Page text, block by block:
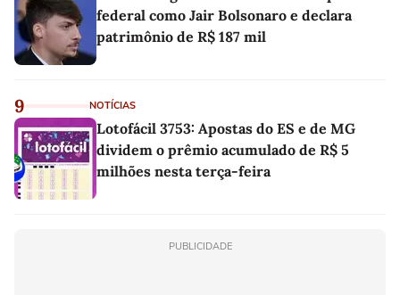
federal como Jair Bolsonaro e declara
patrimônio de R$ 187 mil
9 NOTÍCIAS
Lotofácil 3753: Apostas do ES e de MG
dividem o prêmio acumulado de R$ 5
milhões nesta terça-feira
PUBLICIDADE